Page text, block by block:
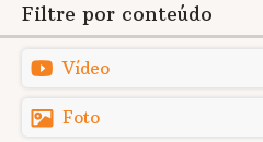
Filtre por conteúdo
Vídeo
Foto